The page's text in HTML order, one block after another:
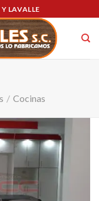
LAVALLE
/ Cocinas